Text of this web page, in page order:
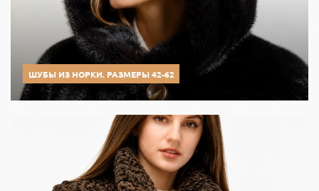
ШУБЫ ИЗ НОРКИ. РАЗМЕРЫ 42-62